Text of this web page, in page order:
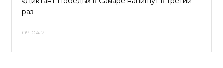
раз
09.04.21